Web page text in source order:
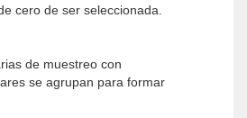
cero de ser seleccionada.
de muestreo con
se agrupan para formar